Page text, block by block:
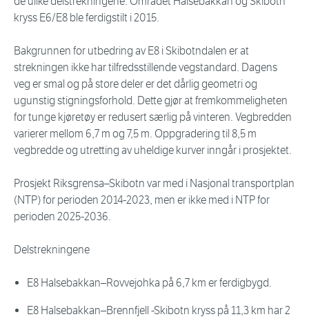
kryss E6/E8 ble ferdigstilt i 2015.
Bakgrunnen for utbedring av E8 i Skibotndalen er at
strekningen ikke har tilfredsstillende vegstandard. Dagens
veg er smal og på store deler er det dårlig geometri og
ugunstig stigningsforhold. Dette gjør at fremkommeligheten
for tunge kjøretøy er redusert særlig på vinteren. Vegbredden
varierer mellom 6,7 m og 7,5 m. Oppgradering til 8,5 m
vegbredde og utretting av uheldige kurver inngår i prosjektet.
Prosjekt Riksgrensa–Skibotn var med i Nasjonal transportplan
(NTP) for perioden 2014-2023, men er ikke med i NTP for
perioden 2025-2036.
Delstrekningene
E8 Halsebakkan–Rovvejohka på 6,7 km er ferdigbygd.
E8 Halsebakkan–Brennfjell -Skibotn kryss på 11,3 km har 2